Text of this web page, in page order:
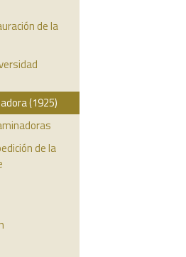
de la
(1925)
de la